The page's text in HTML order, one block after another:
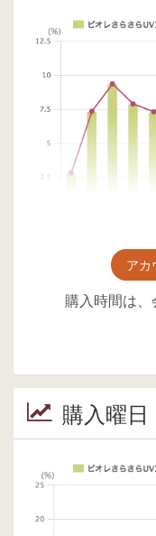
アカ
購入時間は
購入曜日